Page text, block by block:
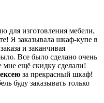
для изготовления мебели,
Я заказывала шкаф-купе в
и заканчивая
Все было сделано очень
ещё скидку сделали!
за прекрасный шкаф!
буду заказывать только